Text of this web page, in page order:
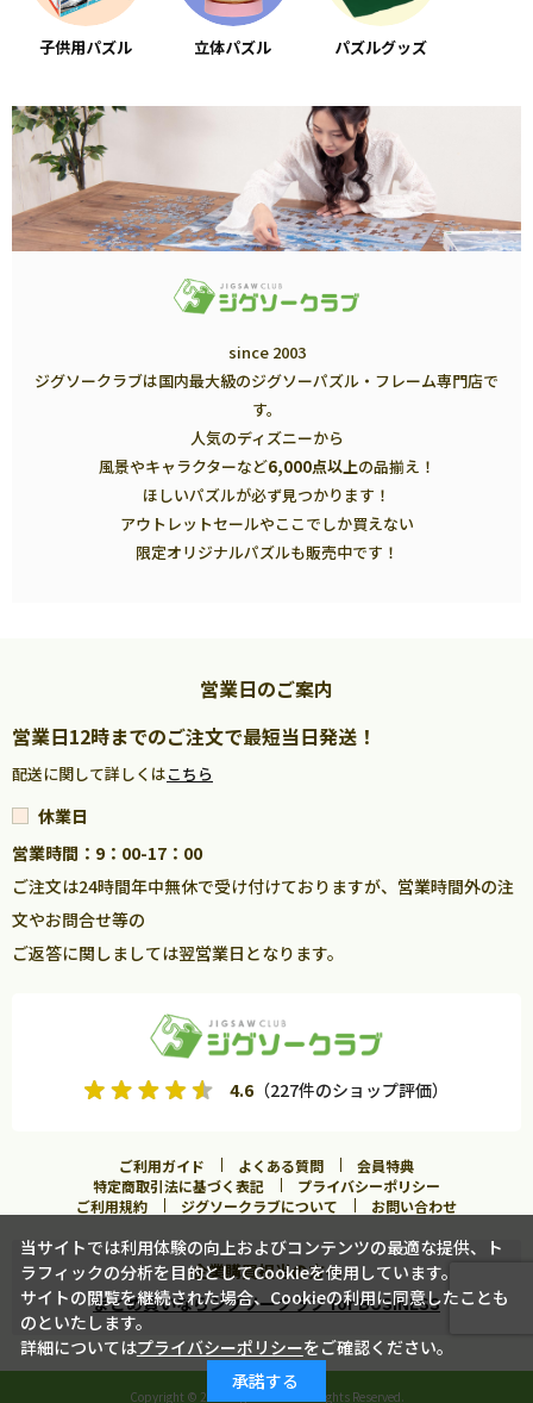
子供用パズル 立体パズル パズルグッズ
since 2003
ジグソークラブは国内最大級のジグソーパズル・フレーム専門店で
す。
人気のディズニーから
風景やキャラクターなど6,000点以上の品揃え！
ほしいパズルが必ず見つかります！
アウトレットセールやここでしか買えない
限定オリジナルパズルも販売中です！
営業日のご案内
営業日12時までのご注文で最短当日発送！
配送に関して詳しくはこちら
休業日
営業時間：9：00-17：00
ご注文は24時間年中無休で受け付けておりますが、営業時間外の注
文やお問合せ等の
ご返答に関しましては翌営業日となります。
4.6 （227件のショップ評価）
ご利用ガイド よくある質問
会員特典
特定商取引法に基づく表記
プライバシーポリシー
ご利用規約
ジグソークラブについて お問い合わせ
企業購買担当の方へ
まとめ買いならジグソークラブ for BUSINESS
Copyright © 2026 Jigsawclub. All Rights Reserved.
当サイトでは利用体験の向上およびコンテンツの最適な提供、ト
ラフィックの分析を目的としてCookieを使用しています。
サイトの閲覧を継続された場合、Cookieの利用に同意したことも
のといたします。
詳細についてはプライバシーポリシーをご確認ください。
承諾する